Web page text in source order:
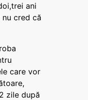
ani
cred că
care vor
zile după